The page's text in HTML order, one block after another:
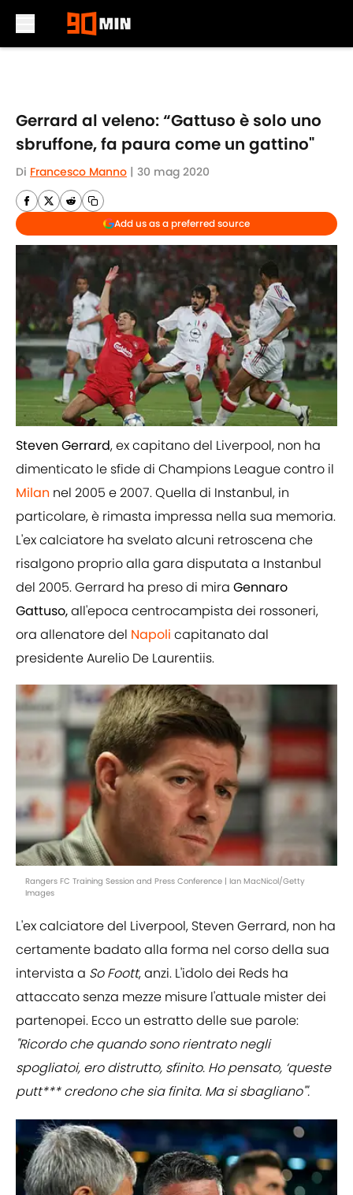
Gerrard al veleno: “Gattuso è solo uno
sbruffone, fa paura come un gattino"
Di Francesco Manno | 30 mag 2020
Add us as a preferred source
Steven Gerrard, ex capitano del Liverpool, non ha
dimenticato le sfide di Champions League contro il
Milan nel 2005 e 2007. Quella di Instanbul, in
particolare, è rimasta impressa nella sua memoria.
L'ex calciatore ha svelato alcuni retroscena che
risalgono proprio alla gara disputata a Instanbul
del 2005. Gerrard ha preso di mira Gennaro
Gattuso,all'epoca centrocampista dei rossoneri,
ora allenatore del Napoli capitanato dal
presidente Aurelio De Laurentiis.
Rangers FC Training Session and Press Conference | Ian MacNicol/Getty
Images
L'ex calciatore del Liverpool, Steven Gerrard, non ha
certamente badato alla forma nel corso della sua
intervista a So Foott, anzi. L'idolo dei Reds ha
attaccato senza mezze misure l'attuale mister dei
partenopei. Ecco un estratto delle sue parole:
"Ricordo che quando sono rientrato negli
spogliatoi, ero distrutto, sfinito. Ho pensato, ‘queste
putt*** credono che sia finita. Ma si sbagliano'".